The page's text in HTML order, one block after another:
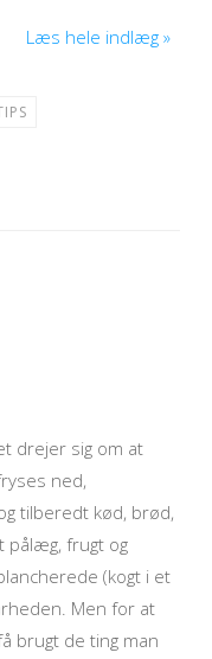
Læs hele indlæg »
drejer sig om at
ned,
tilberedt kød, brød,
pålæg, frugt og
(kogt i et
Men for at
brugt de ting man